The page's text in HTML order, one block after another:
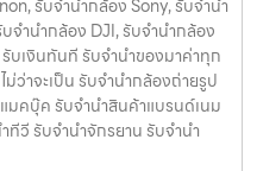
รับจำนำกล้อง Sony, รับจำนำ
จำนำกล้อง DJI, รับจำนำกล้อง
บเงินทันที รับจำนำของมาค่าทุก
ว่าจะเป็น รับจํานํากล้องถ่ายรูป
มคบุ๊ค รับจํานําสินค้าแบรนด์เนม
ทีวี รับจํานําจักรยาน รับจํานํา